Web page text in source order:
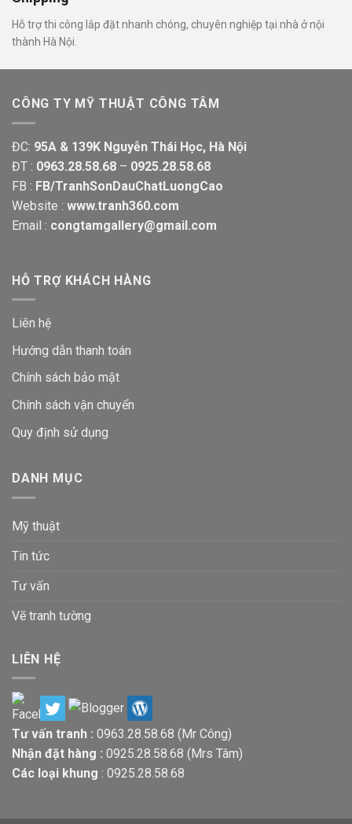
Hỗ trợ thi công lắp đặt nhanh chóng, chuyên nghiệp tại nhà ở nội
thành Hà Nội.
CÔNG TY MỸ THUẬT CÔNG TÂM
ĐC: 95A & 139K Nguyễn Thái Học, Hà Nội
ĐT : 0963.28.58.68 – 0925.28.58.68
FB : FB/TranhSonDauChatLuongCao
Website : www.tranh360.com
Email : congtamgallery@gmail.com
HỖ TRỢ KHÁCH HÀNG
Liên hệ
Hướng dẫn thanh toán
Chính sách bảo mật
Chính sách vận chuyển
Quy định sử dụng
DANH MỤC
Mỹ thuật
Tin tức
Tư vấn
Vẽ tranh tường
LIÊN HỆ
Tư vấn tranh : 0963.28.58.68 (Mr Công)
Nhận đặt hàng : 0925.28.58.68 (Mrs Tâm)
Các loại khung : 0925.28.58.68